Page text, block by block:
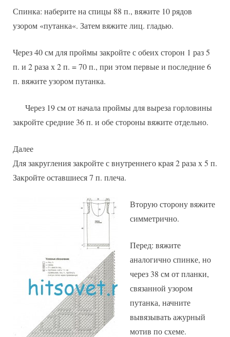
Спинка: наберите на спицы 88 п., вяжите 10 рядов
узором «путанка«. Затем вяжите лиц. гладью.
Через 40 см для проймы закройте с обеих сторон 1 раз 5
п. и 2 раза х 2 п. = 70 п., при этом первые и последние 6
п. вяжите узором путанка.
Через 19 см от начала проймы для выреза горловины
закройте средние 36 п. и обе стороны вяжите отдельно.
Далее
Для закругления закройте с внутреннего края 2 раза х 5 п.
Закройте оставшиеся 7 п. плеча.
Вторую сторону вяжите
симметрично.
Перед: вяжите
аналогично спинке, но
через 38 см от планки,
связанной узором
путанка, начните
вывязывать ажурный
мотив по схеме.